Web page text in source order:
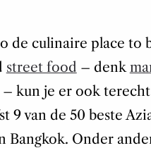
de culinaire place to
street food – denk
kun je er ook
9 van de 50 beste
Bangkok. Onder